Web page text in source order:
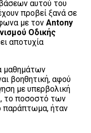
αυτού του
προβεί ξανά σε
με τον Antony
Οδικής
αποτυχία
μαθημάτων
βοηθητική, αφού
με υπερβολική
το ποσοστό των
παράπτωμα, ήταν